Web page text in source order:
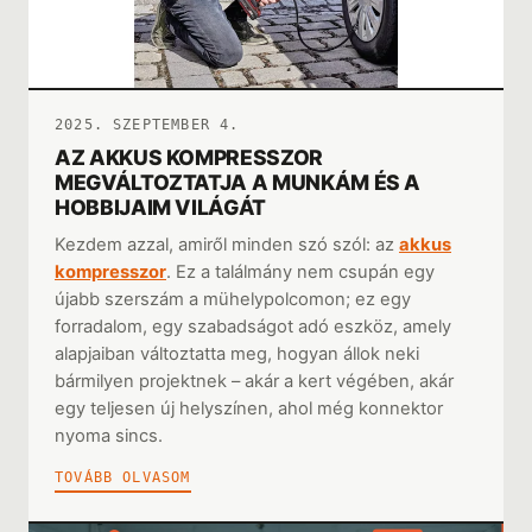
2025. SZEPTEMBER 4.
AZ AKKUS KOMPRESSZOR
MEGVÁLTOZTATJA A MUNKÁM ÉS A
HOBBIJAIM VILÁGÁT
Kezdem azzal, amiről minden szó szól: az akkus
kompresszor. Ez a találmány nem csupán egy
újabb szerszám a mühelypolcomon; ez egy
forradalom, egy szabadságot adó eszköz, amely
alapjaiban változtatta meg, hogyan állok neki
bármilyen projektnek – akár a kert végében, akár
egy teljesen új helyszínen, ahol még konnektor
nyoma sincs.
TOVÁBB OLVASOM